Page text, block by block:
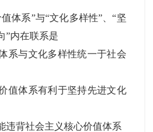
体系”与“文化多样性”、“坚
”内在联系是
系与文化多样性统一于社会
值体系有利于坚持先进文化
背社会主义核心价值体系